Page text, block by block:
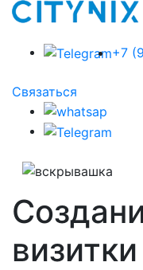
+7
Связаться